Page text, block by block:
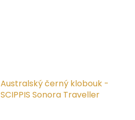
Australský černý klobouk -
SCIPPIS Sonora Traveller